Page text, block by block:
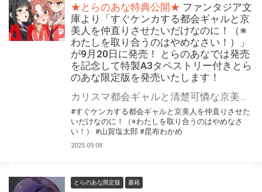
★とらのあな特典公開★ ファンタジア文
庫より「すぐケンカする都会ギャルと京
美人を仲直りさせたいだけなのに！（※
わたしを取り合うのはやめなさい！）」
が9月20日に発売！ とらのあなでは発売
を記念して特製A3タペストリー付きとら
のあな限定版を発売いたします！
#すぐケンカする都会ギャルと京美人を仲直りさせた
いだけなのに！（※わたしを取り合うのはやめなさ
い！）
#山賀塩太郎 #昆布わかめ
2025.09.08
とらのあな限定版 書籍